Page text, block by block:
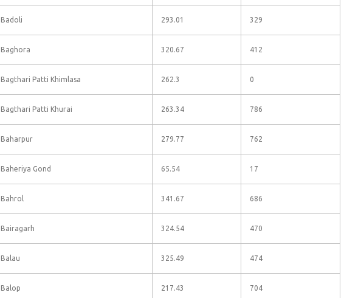
Badoli 293.01 329
Baghora 320.67 412
Bagthari Patti Khimlasa 262.3 0
Bagthari Patti Khurai 263.34 786
Baharpur 279.77 762
Baheriya Gond 65.54 17
Bahrol 341.67 686
Bairagarh 324.54 470
Balau 325.49 474
Balop 217.43 704